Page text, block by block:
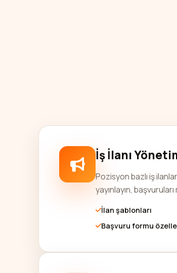
İş İlanı
Pozisyon bazlı iş
yayınlayın,
İlan şablonları
Başvuru formu